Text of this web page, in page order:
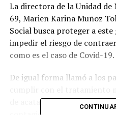
La directora de la Unidad de
69, Marien Karina Muñoz
Social busca proteger a
impedir el riesgo de
como es el caso de Covid-19.
De igual forma llamó a los
de acatar las